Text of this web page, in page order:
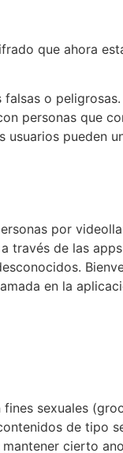
que ahora
o peligrosas.
personas que
usuarios pueden
por
través de las
en la
sexuales
de tipo
cierto